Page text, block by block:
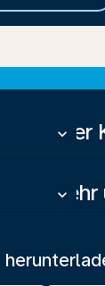
Über
keyboard_arrow_down
keyboard_arrow_down